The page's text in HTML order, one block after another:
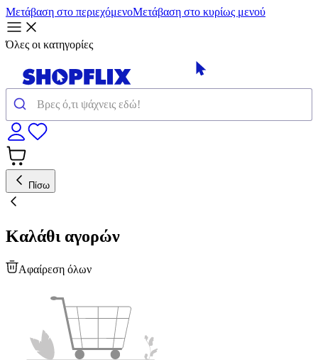
Μετάβαση στο περιεχόμενοΜετάβαση στο κυρίως μενού
Όλες οι κατηγορίες
Πίσω
Καλάθι αγορών
Αφαίρεση όλων